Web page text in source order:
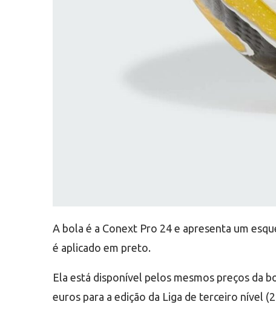
A bola é a Conext Pro 24 e apresenta um
é aplicado em preto.
Ela está disponível pelos mesmos preços da
euros para a edição da Liga de terceiro nível